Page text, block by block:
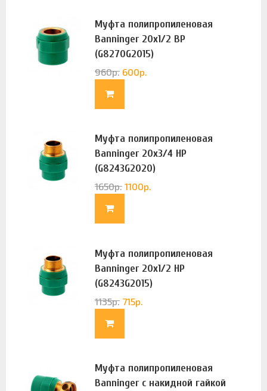
Муфта полипропиленовая
Banninger 20х1/2 ВР
(G8270G2015)
960р. 600р.
Муфта полипропиленовая
Banninger 20х3/4 НР
(G8243G2020)
1650р. 1100р.
Муфта полипропиленовая
Banninger 20х1/2 НР
(G8243G2015)
1135р. 715р.
Муфта полипропиленовая
Banninger с накидной гайкой